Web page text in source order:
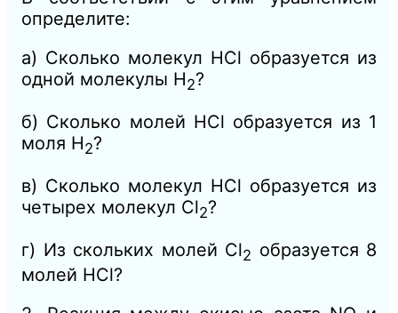
определите:
а) Сколько молекул НСl образуется из
одной молекулы Н2?
б) Сколько молей НСl образуется из 1
моля Н2?
в) Сколько молекул НСl образуется из
четырех молекул Сl2?
г) Из скольких молей Сl2 образуется 8
молей НСl?